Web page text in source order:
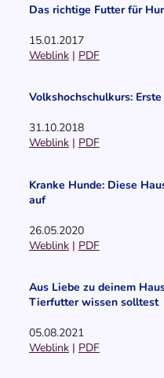
Das richtige Futter für
15.01.2017
Weblink| PDF
Volkshochschulkurs:
31.10.2018
Weblink| PDF
Kranke Hunde: Diese
auf
26.05.2020
Weblink| PDF
Aus Liebe zu deinem
Tierfutter wissen solltest
05.08.2021
Weblink| PDF